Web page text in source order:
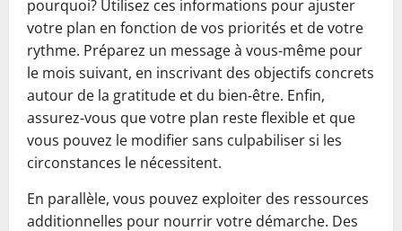
pourquoi? Utilisez ces informations pour ajuster
votre plan en fonction de vos priorités et de votre
rythme. Préparez un message à vous‑même pour
le mois suivant, en inscrivant des objectifs concrets
autour de la gratitude et du bien‑être. Enfin,
assurez‑vous que votre plan reste flexible et que
vous pouvez le modifier sans culpabiliser si les
circonstances le nécessitent.
En parallèle, vous pouvez exploiter des ressources
additionnelles pour nourrir votre démarche. Des